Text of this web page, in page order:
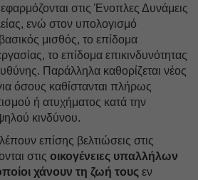
στις Ένοπλες Δυνάμεις
ενώ στον υπολογισμό
μισθός, το επίδομα
το επίδομα επικινδυνότητας
Παράλληλα καθορίζεται νέος
όσους καθίστανται πλήρως
ή ατυχήματος κατά την
κινδύνου.
επίσης βελτιώσεις στις
στις οικογένειες υπαλλήλων
χάνουν τη ζωή τους εν